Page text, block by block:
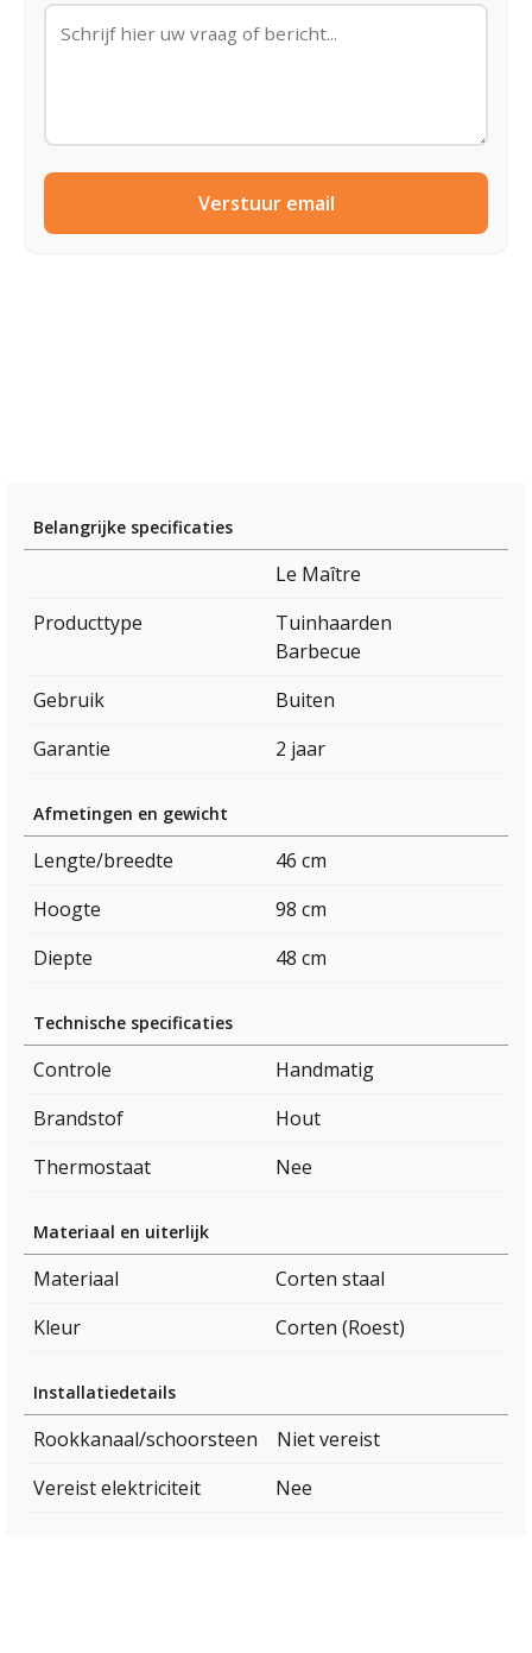
Verstuur email
Belangrijke specificaties
Le Maître
Producttype
Tuinhaarden
Barbecue
Gebruik
Buiten
Garantie
2 jaar
Afmetingen en gewicht
Lengte/breedte
46 cm
Hoogte
98 cm
Diepte
48 cm
Technische specificaties
Controle
Handmatig
Brandstof
Hout
Thermostaat
Nee
Materiaal en uiterlijk
Materiaal
Corten staal
Kleur
Corten (Roest)
Installatiedetails
Rookkanaal/schoorsteen
Niet vereist
Vereist elektriciteit
Nee